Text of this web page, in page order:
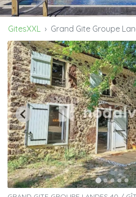
GitesXXL Grand Gite Groupe